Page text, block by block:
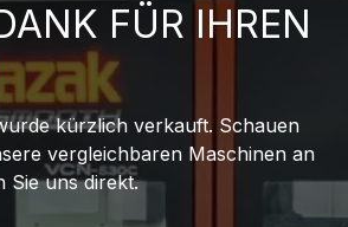
FÜR IHREN
kürzlich verkauft. Schauen
vergleichbaren Maschinen an
Sie uns direkt.